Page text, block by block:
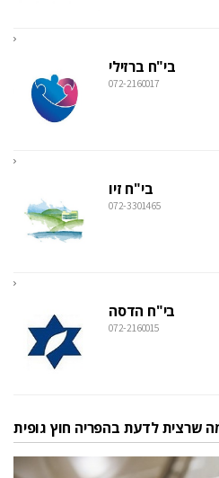
בי"ח ברזילי
072-2160017
בי"ח זיו
072-3301465
בי"ח הדסה
072-2160015
שרצית לדעת בהפריה חוץ גופית